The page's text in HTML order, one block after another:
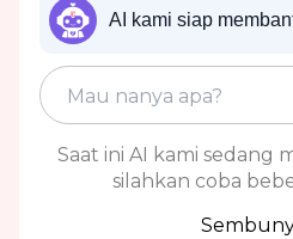
AI kami siap
Saat ini AI kami sedang
silahkan coba